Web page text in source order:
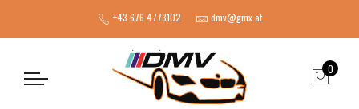
+43 676 4773102 dmv@gmx.at
0